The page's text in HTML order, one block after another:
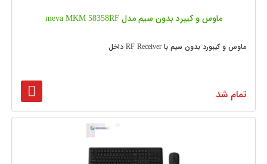
ماوس و کیبرد بدون سیم مدل meva MKM 58358RF
ماوس و کیبورد بدون سیم با RF Receiver داخل
تمام شد